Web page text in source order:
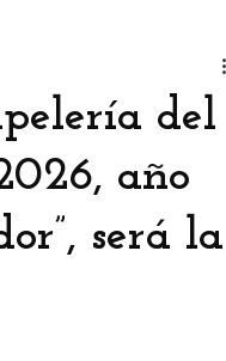
del
año
será la